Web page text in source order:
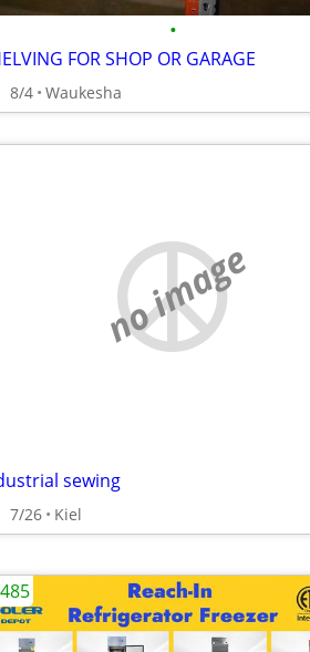
•
FOR SHOP OR GARAGE
8/4 Waukesha
no image
sewing
7/26 Kiel